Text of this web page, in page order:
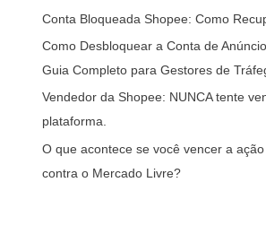
Conta Bloqueada Shopee: Como
Como Desbloquear a Conta de
Guia Completo para Gestores de
Vendedor da Shopee: NUNCA tente
plataforma.
O que acontece se você vencer a
contra o Mercado Livre?